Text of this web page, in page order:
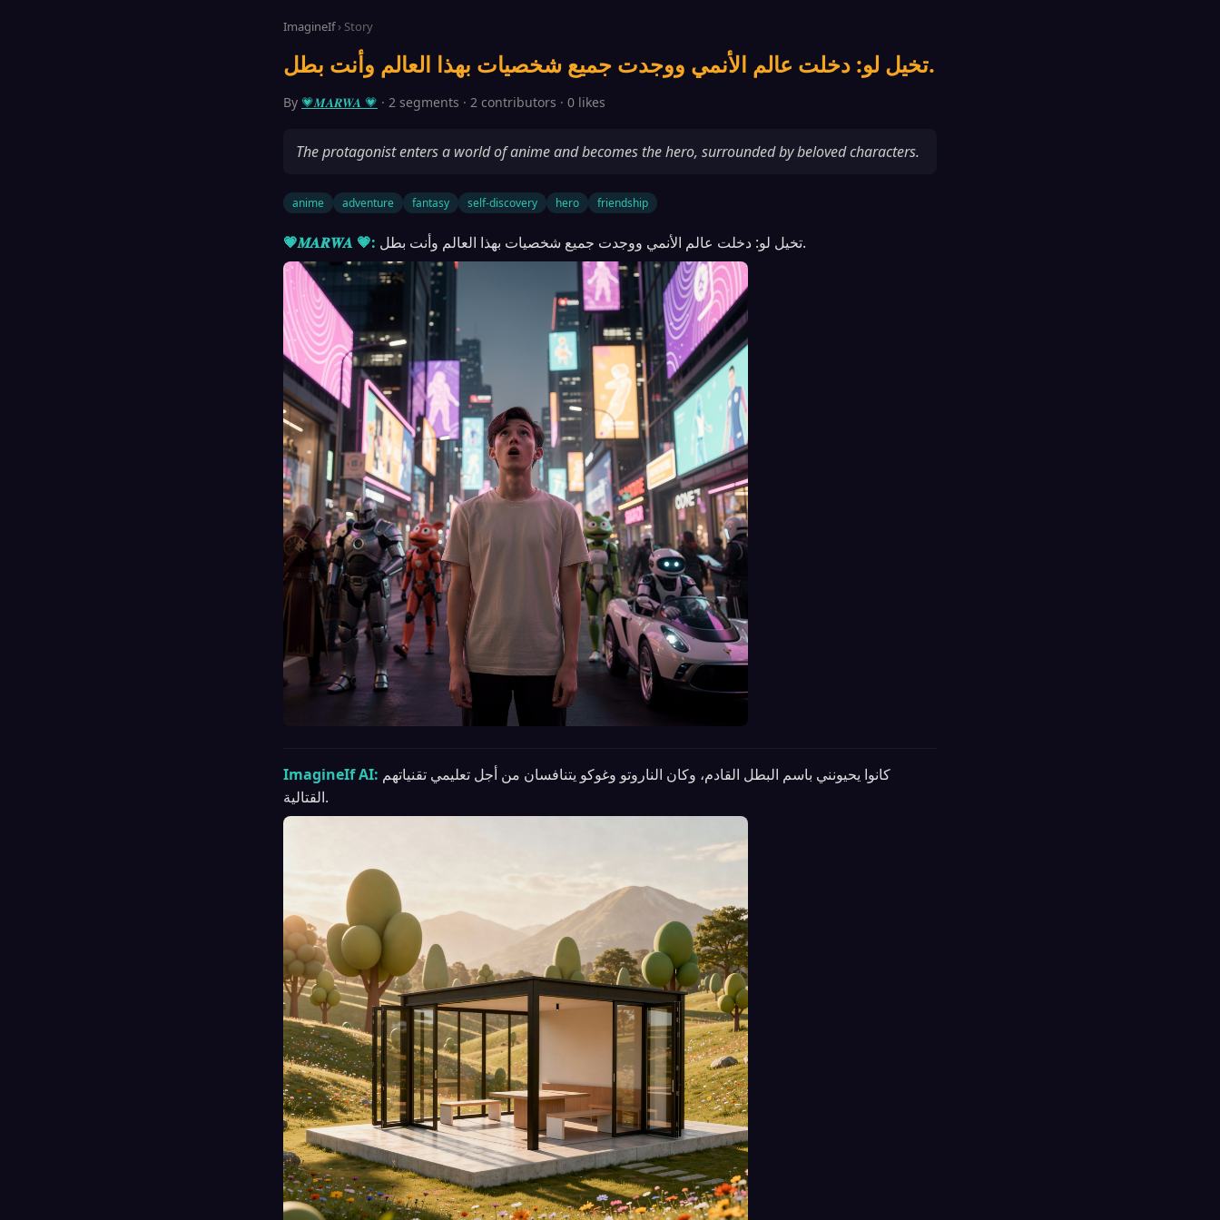
ImagineIf› Story
تخيل لو: دخلت عالم الأنمي ووجدت جميع شخصيات بهذا العالم وأنت بطل.
By 💗𝑴𝑨𝑹𝑾𝑨 💗 · 2 segments · 2 contributors · 0 likes
The protagonist enters a world of anime and becomes the hero, surrounded by beloved characters.
anime adventure fantasy self-discovery hero friendship
💗𝑴𝑨𝑹𝑾𝑨 💗: تخيل لو: دخلت عالم الأنمي ووجدت جميع شخصيات بهذا العالم وأنت بطل.
ImagineIf AI: كانوا يحيونني باسم البطل القادم، وكان الناروتو وغوكو يتنافسان من أجل تعليمي تقنياتهم
القتالية.